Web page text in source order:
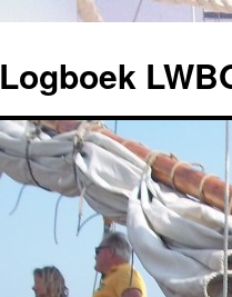
Logboek